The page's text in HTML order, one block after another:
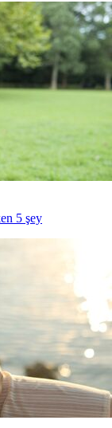
5 şey